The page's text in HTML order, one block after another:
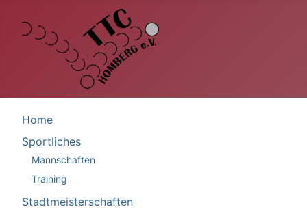
Home
Sportliches
Mannschaften
Training
Stadtmeisterschaften